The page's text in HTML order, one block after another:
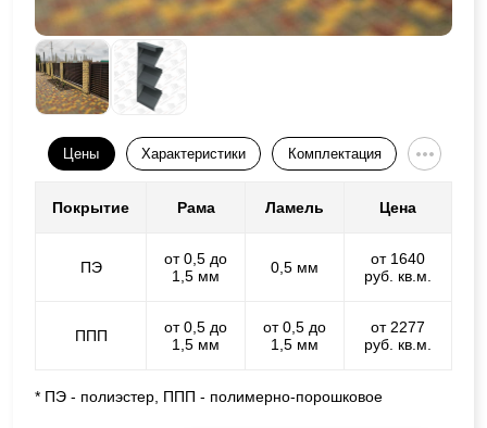
Цены Характеристики Комплектация
Покрытие Рама Ламель Цена
ПЭ
от 0,5 до
1,5 мм
0,5 мм
от 1640
руб. кв.м.
ППП
от 0,5 до
1,5 мм
от 0,5 до
1,5 мм
от 2277
руб. кв.м.
* ПЭ - полиэстер, ППП - полимерно-порошковое